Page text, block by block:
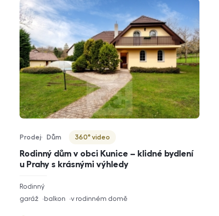
Rodinný dům v obci Kunice – klidné bydlení
u Prahy s krásnými výhledy
Typ nabídky
Prodej
Typ nemovitosti
Dům
Virtuální prohlídka
360° video
rozměry
dispozice
Rodinný
funkce
garáž balkon v rodinném domě